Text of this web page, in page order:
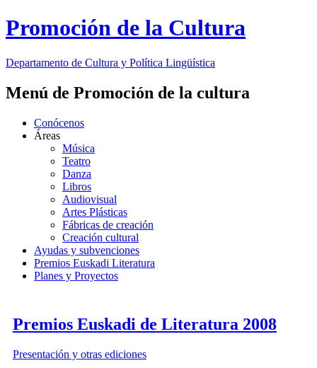
Promoción de la Cultura
Departamento de Cultura y Política Lingüística
Menú de Promoción de la cultura
Conócenos
Áreas
Música
Teatro
Danza
Libros
Audiovisual
Artes Plásticas
Fábricas de creación
Creación cultural
Ayudas y subvenciones
Premios Euskadi Literatura
Planes y Proyectos
Premios Euskadi de Literatura 2008
Presentación y otras ediciones